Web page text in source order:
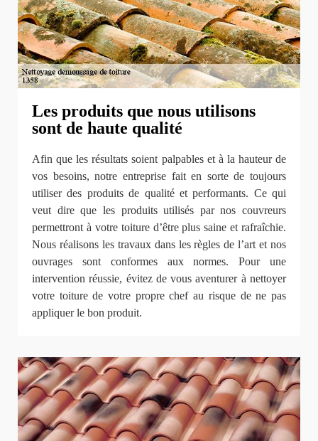
Les produits que nous utilisons
sont de haute qualité
Afin que les résultats soient palpables et à la hauteur de
vos besoins, notre entreprise fait en sorte de toujours
utiliser des produits de qualité et performants. Ce qui
veut dire que les produits utilisés par nos couvreurs
permettront à votre toiture d’être plus saine et rafraîchie.
Nous réalisons les travaux dans les règles de l’art et nos
ouvrages sont conformes aux normes. Pour une
intervention réussie, évitez de vous aventurer à nettoyer
votre toiture de votre propre chef au risque de ne pas
appliquer le bon produit.